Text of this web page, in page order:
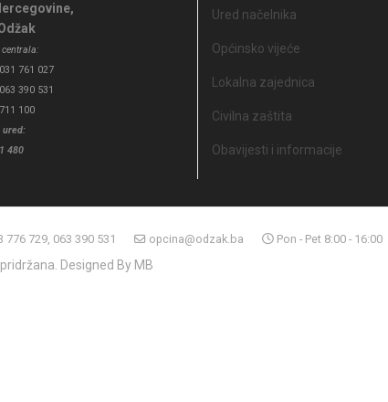
centrala:
761 027
390 531
100
ured:
480
Ured načelnika
Općinsko vijeće
Lokalna zajednica
Civilna zaštita
Obavijesti i informacije
776 729, 063 390 531 opcina@odzak.ba Pon - Pet 8:00 - 16:00
Designed By MB